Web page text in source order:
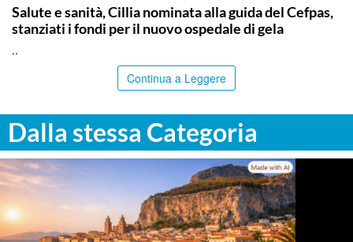
Salute e sanità, Cillia nominata alla guida del Cefpas,
stanziati i fondi per il nuovo ospedale di gela
..
Continua a Leggere
Dalla stessa Categoria